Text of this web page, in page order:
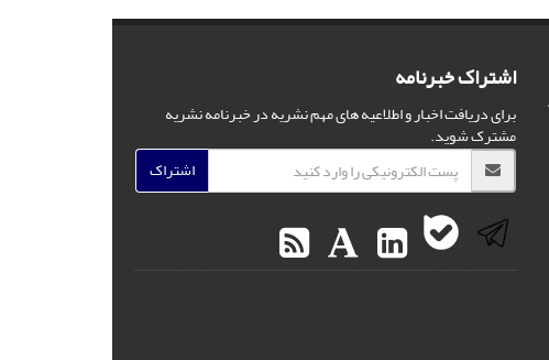
اشتراک خبرنامه
برای دریافت اخبار و اطلاعیه های مهم نشریه در خبرنامه نشریه
مشترک شوید.
اشتراک